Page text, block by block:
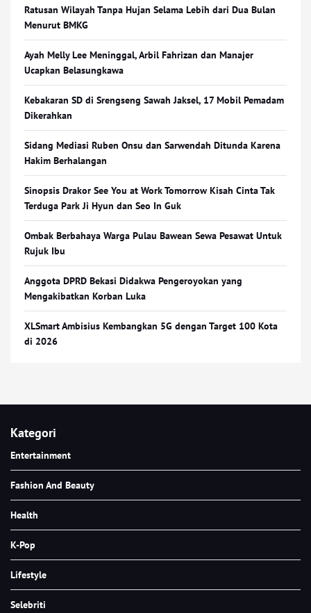
Ratusan Wilayah Tanpa Hujan Selama Lebih dari Dua Bulan
Menurut BMKG
Ayah Melly Lee Meninggal, Arbil Fahrizan dan Manajer
Ucapkan Belasungkawa
Kebakaran SD di Srengseng Sawah Jaksel, 17 Mobil Pemadam
Dikerahkan
Sidang Mediasi Ruben Onsu dan Sarwendah Ditunda Karena
Hakim Berhalangan
Sinopsis Drakor See You at Work Tomorrow Kisah Cinta Tak
Terduga Park Ji Hyun dan Seo In Guk
Ombak Berbahaya Warga Pulau Bawean Sewa Pesawat Untuk
Rujuk Ibu
Anggota DPRD Bekasi Didakwa Pengeroyokan yang
Mengakibatkan Korban Luka
XLSmart Ambisius Kembangkan 5G dengan Target 100 Kota
di 2026
Kategori
Entertainment
Fashion And Beauty
Health
K-Pop
Lifestyle
Selebriti